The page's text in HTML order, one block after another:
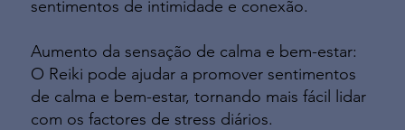
sentimentos de intimidade e conexão.
Aumento da sensação de calma e bem-estar:
O Reiki pode ajudar a promover sentimentos
de calma e bem-estar, tornando mais fácil lidar
com os factores de stress diários.